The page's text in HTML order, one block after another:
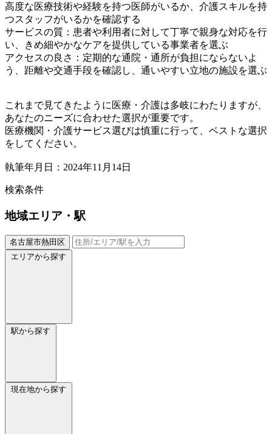
高度な医療技術や経験を持つ医師がいるか、介護スキルを持
つスタッフがいるかを確認する
サービスの質：患者や利用者に対して丁寧で親身な対応を行
い、きめ細やかなケアを提供している事業者を選ぶ
アクセスの良さ：定期的な通院・通所が負担にならないよ
う、距離や交通手段を確認し、通いやすい立地の施設を選ぶ
これまで見てきたように医療・介護は多岐にわたりますが、
あなたのニーズに合わせた選択が重要です。
医療機関・介護サービス選びは慎重に行って、ベストな選択
をしてください。
執筆年月日：2024年11月14日
検索条件
地域エリア・駅
名古屋市熱田区
エリアから探す
駅から探す
現在地から探す